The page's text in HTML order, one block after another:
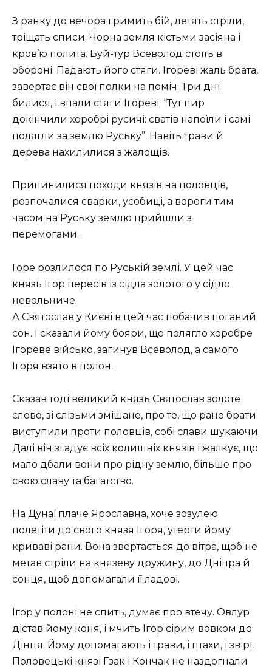
З ранку до вечора гримить бій, летять стріли,
тріщать списи. Чорна земля кістьми засіяна і
кров’ю полита. Буй-тур Всеволод стоїть в
обороні. Падають його стяги. Ігореві жаль брата,
завертає він свої полки на поміч. Три дні
билися, і впали стяги Ігореві. “Тут пир
докінчили хоробрі русичі: сватів напоїли і самі
полягли за землю Руську”. Навіть трави й
дерева нахилилися з жалощів.
Припинилися походи князів на половців,
розпочалися сварки, усобиці, а вороги тим
часом на Руську землю прийшли з
перемогами.
Горе розлилося по Руській землі. У цей час
князь Ігор пересів із сідла золотого у сідло
невольниче.
А Святослав у Києві в цей час побачив поганий
сон. І сказали йому бояри, що полягло хоробре
Ігореве військо, загинув Всеволод, а самого
Ігоря взято в полон.
Сказав тоді великий князь Святослав золоте
слово, зі слізьми змішане, про те, що рано брати
виступили проти половців, собі слави шукаючи.
Далі він згадує всіх колишніх князів і жалкує, що
мало дбали вони про рідну землю, більше про
свою славу та багатство.
На Дунаї плаче Ярославна, хоче зозулею
полетіти до свого князя Ігоря, утерти йому
криваві рани. Вона звертається до вітра, щоб не
метав стріли на князеву дружину, до Дніпра й
сонця, щоб допомагали її ладові.
Ігор у полоні не спить, думає про втечу. Овлур
дістав йому коня, і мчить Ігор сірим вовком до
Дінця. Йому допомагають і трави, і птахи, і звірі.
Половецькі князі Гзак і Кончак не наздогнали